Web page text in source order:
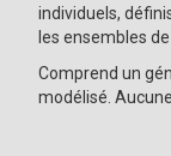
individuels,
les ensembles
Comprend un
modélisé.